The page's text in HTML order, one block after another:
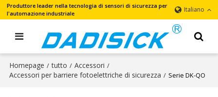
Produttore leader nella tecnologia di sensori di sicurezza per
l'automazione industriale
Italiano
Homepage / tutto / Accessori /
Accessori per barriere fotoelettriche di sicurezza / Serie DK-QO